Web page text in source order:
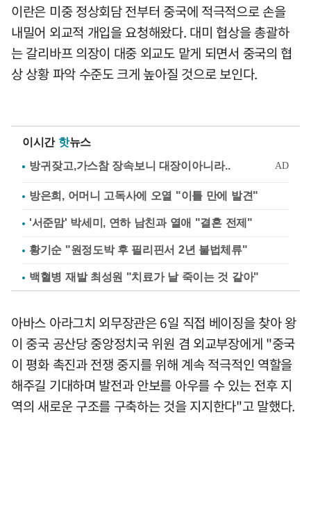
이란은 미중 정상회담 전부터 중국에 적극적으로 손을
내밀어 외교적 개입을 요청해왔다. 대미 협상을 총괄하
는 갈리바프 의장이 대중 외교도 맡게 되면서 중국의 협
상 상황 파악 수준도 크게 높아질 것으로 보인다.
이시간 핫뉴스
방은희, 어머니 고독사에 오열 "이틀 만에 발견"
'서준맘' 박세미, 연하 남친과 열애 "결혼 전제"
황기순 "원정도박 후 필리핀서 2년 불법체류"
백혈병 재발 최성원 "치료가 날 죽이는 것 같아"
아바스 아라그치 외무장관은 6일 직접 베이징을 찾아 왕
이 중국 공산당 중앙정치국 위원 겸 외교부장에게 "중국
이 평화 촉진과 전쟁 중지를 위해 계속 적극적인 역할을
해주길 기대하며 발전과 안보를 아우를 수 있는 전후 지
역의 새로운 구조를 구축하는 것을 지지한다"고 말했다.